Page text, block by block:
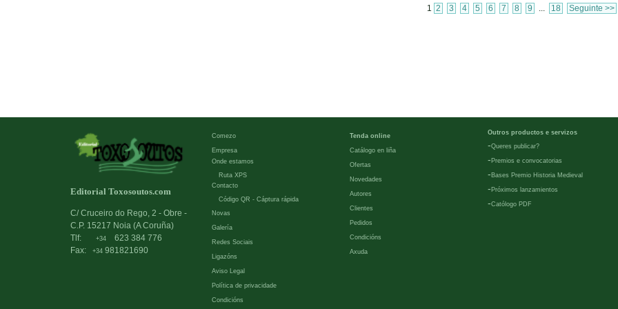
1 2 3 4 5 6 7 8 9 ... 18 Seguinte >>
Editorial Toxosoutos.com
C/ Cruceiro do Rego, 2 - Obre -
C.P. 15217 Noia (A Coruña)
Tlf:
+34
623 384 776
Fax:
+34 981821690
Comezo
Empresa
Onde estamos
Ruta XPS
Contacto
Código QR - Cáptura rápida
Novas
Galería
Redes Sociais
Ligazóns
Aviso Legal
Política de privacidade
Condicións
Tenda online
Catálogo en liña
Ofertas
Novedades
Autores
Clientes
Pedidos
Condicións
Axuda
Outros productos e servizos
-Queres publicar?
- Premios e convocatorias
- Bases Premio Historia Medieval
- Próximos lanzamientos
-Católogo PDF